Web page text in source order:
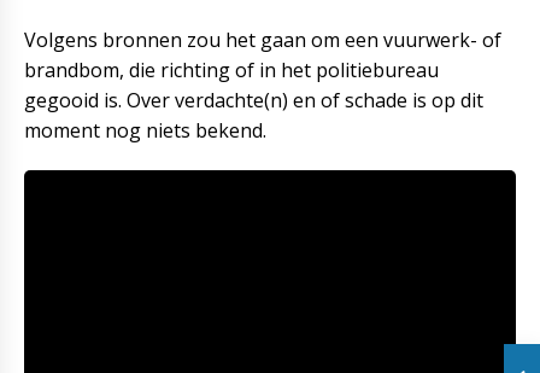
Volgens bronnen zou het gaan om een vuurwerk- of
brandbom, die richting of in het politiebureau
gegooid is. Over verdachte(n) en of schade is op dit
moment nog niets bekend.